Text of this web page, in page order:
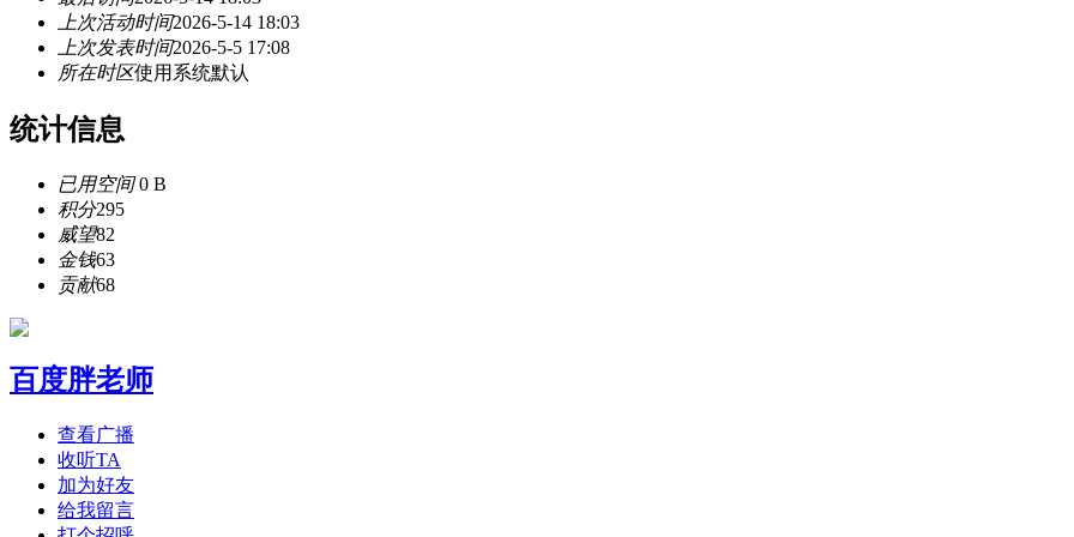
上次活动时间2026-5-14 18:03
上次发表时间2026-5-5 17:08
所在时区使用系统默认
统计信息
已用空间0 B
积分295
威望82
金钱63
贡献68
百度胖老师
查看广播
收听TA
加为好友
给我留言